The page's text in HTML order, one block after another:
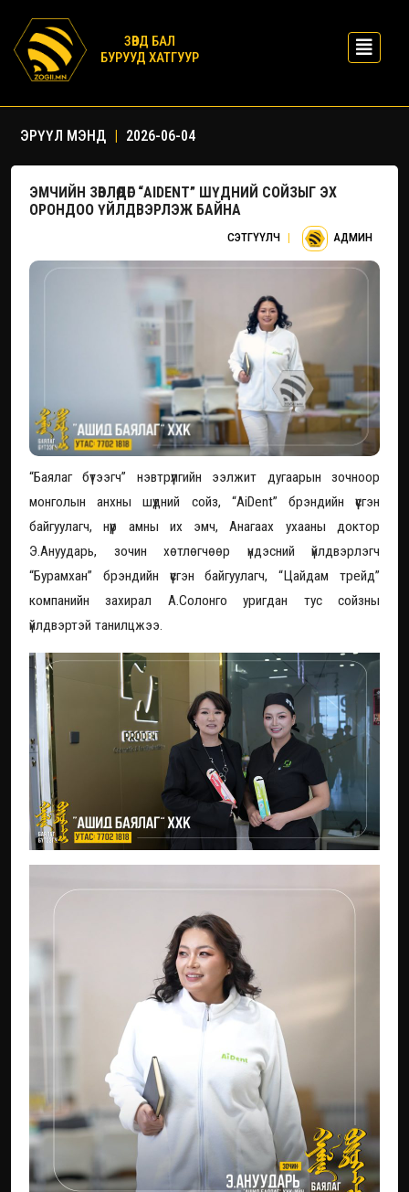
ЗӨВД БАЛ
БУРУУД ХАТГУУР
ЭРҮҮЛ МЭНД | 2026-06-04
ЭМЧИЙН ЗӨВЛӨДӨГ “AIDENT” ШҮДНИЙ СОЙЗЫГ ЭХ
ОРОНДОО ҮЙЛДВЭРЛЭЖ БАЙНА
СЭТГҮҮЛЧ | АДМИН
“Баялаг бүтээгч” нэвтрүүлгийн ээлжит дугаарын зочноор
монголын анхны шүдний сойз, “AiDent” брэндийн үүсгэн
байгуулагч, нүүр амны их эмч, Анагаах ухааны доктор
Э.Ануударь, зочин хөтлөгчөөр үндэсний үйлдвэрлэгч
“Бурамхан” брэндийн үүсгэн байгуулагч, “Цайдам трейд”
компанийн захирал А.Солонго уригдан тус сойзны
үйлдвэртэй танилцжээ.